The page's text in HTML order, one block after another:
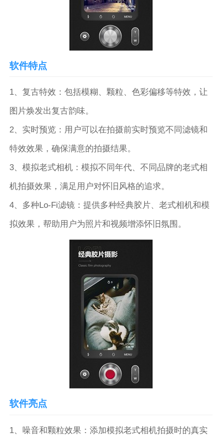
软件特点
1、复古特效：包括模糊、颗粒、色彩偏移等特效，让
图片焕发出复古韵味。
2、实时预览：用户可以在拍摄前实时预览不同滤镜和
特效效果，确保满意的拍摄结果。
3、模拟老式相机：模拟不同年代、不同品牌的老式相
机拍摄效果，满足用户对怀旧风格的追求。
4、多种Lo-Fi滤镜：提供多种经典胶片、老式相机和模
拟效果，帮助用户为照片和视频增添怀旧氛围。
软件亮点
1、噪音和颗粒效果：添加模拟老式相机拍摄时的真实